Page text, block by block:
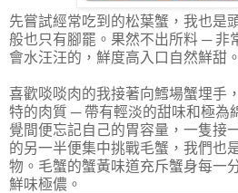
先嘗試經常吃到的松葉蟹，我也是
般也只有腳罷。果然不出所料 ─ 非
會水汪汪的，鮮度高入口自然鮮甜。
喜歡啖啖肉的我接著向鱈場蟹埋手
特的肉質 ─ 帶有輕淡的甜味和極為
覺間便忘記自己的胃容量，一隻接
的另一半便集中挑戰毛蟹，我們也
物。毛蟹的蟹黃味道充斥蟹身每一
鮮味極儂。